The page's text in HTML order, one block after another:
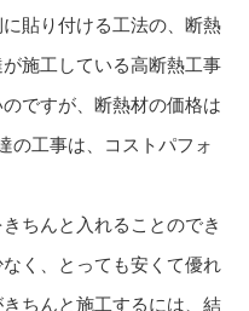
貼り付ける工法の、断熱
施工している高断熱工事
ですが、断熱材の価格は
の工事は、コストパフォ
ちんと入れることのでき
く、とっても安くて優れ
ちんと施工するには、結